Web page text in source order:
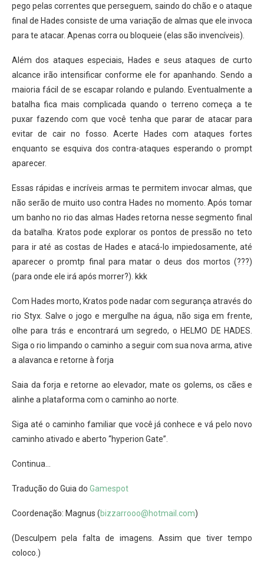
pego pelas correntes que perseguem, saindo do chão e o ataque
final de Hades consiste de uma variação de almas que ele invoca
para te atacar. Apenas corra ou bloqueie (elas são invencíveis).
Além dos ataques especiais, Hades e seus ataques de curto
alcance irão intensificar conforme ele for apanhando. Sendo a
maioria fácil de se escapar rolando e pulando. Eventualmente a
batalha fica mais complicada quando o terreno começa a te
puxar fazendo com que você tenha que parar de atacar para
evitar de cair no fosso. Acerte Hades com ataques fortes
enquanto se esquiva dos contra-ataques esperando o prompt
aparecer.
Essas rápidas e incríveis armas te permitem invocar almas, que
não serão de muito uso contra Hades no momento. Após tomar
um banho no rio das almas Hades retorna nesse segmento final
da batalha. Kratos pode explorar os pontos de pressão no teto
para ir até as costas de Hades e atacá-lo impiedosamente, até
aparecer o promtp final para matar o deus dos mortos (???)
(para onde ele irá após morrer?). kkk
Com Hades morto, Kratos pode nadar com segurança através do
rio Styx. Salve o jogo e mergulhe na água, não siga em frente,
olhe para trás e encontrará um segredo, o HELMO DE HADES.
Siga o rio limpando o caminho a seguir com sua nova arma, ative
a alavanca e retorne à forja
Saia da forja e retorne ao elevador, mate os golems, os cães e
alinhe a plataforma com o caminho ao norte.
Siga até o caminho familiar que você já conhece e vá pelo novo
caminho ativado e aberto “hyperion Gate”.
Continua…
Tradução do Guia do Gamespot
Coordenação: Magnus (bizzarrooo@hotmail.com)
(Desculpem pela falta de imagens. Assim que tiver tempo
coloco.)